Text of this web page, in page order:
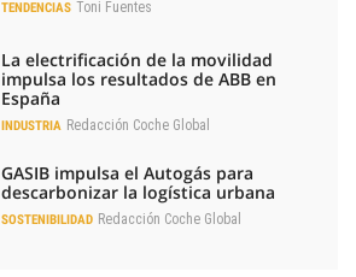
TENDENCIAS Toni Fuentes
La electrificación de la movilidad
impulsa los resultados de ABB en
España
INDUSTRIA Redacción Coche Global
GASIB impulsa el Autogás para
descarbonizar la logística urbana
SOSTENIBILIDAD Redacción Coche Global